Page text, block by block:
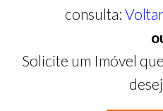
consulta:
Solicite um Imóvel